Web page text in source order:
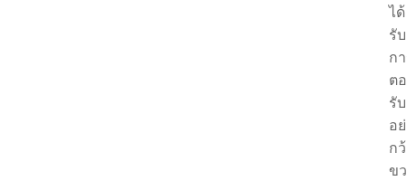
ได้
รับ
ก
ต
รับ
อ
ก
ข